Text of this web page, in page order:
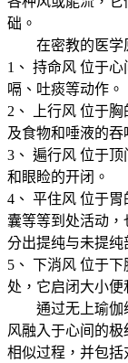
础。
在密教的医学
1、 持命风 位于
嗝、吐痰等动作。
2、 上行风 位于
及食物和唾液的吞
3、 遍行风 位于
和眼睑的开闭。
4、 平住风 位于
囊等等到处活动，
分出提纯与未提纯
5、 下消风 位于
处，它启闭大小便
通过无上瑜伽续
风融入于心间的
相似过程，并包括